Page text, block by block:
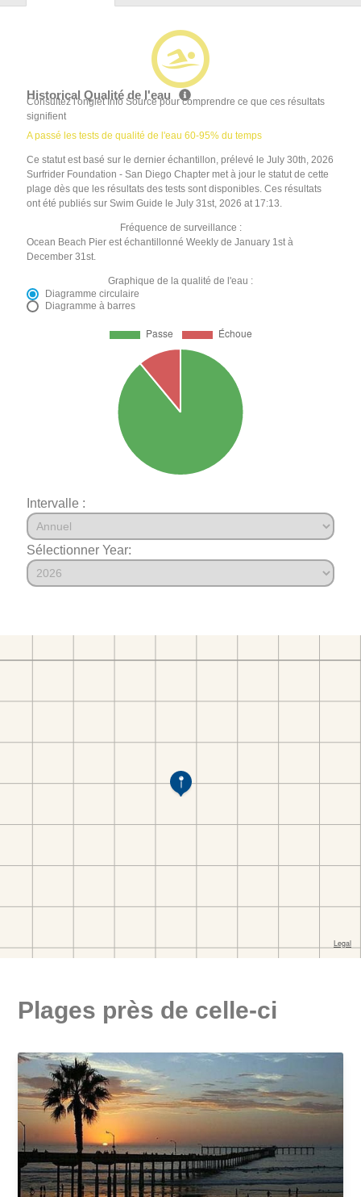
Historical Qualité de l'eau
Consultez l'onglet Info Source pour comprendre ce que ces résultats
signifient
A passé les tests de qualité de l'eau 60-95% du temps
Ce statut est basé sur le dernier échantillon, prélevé le July 30th, 2026
Surfrider Foundation - San Diego Chapter met à jour le statut de cette
plage dès que les résultats des tests sont disponibles. Ces résultats
ont été publiés sur Swim Guide le July 31st, 2026 at 17:13.
Fréquence de surveillance :
Ocean Beach Pier est échantillonné Weekly de January 1st à
December 31st.
Graphique de la qualité de l'eau :
Diagramme circulaire
Diagramme à barres
Intervalle :
Sélectionner Year:
Plages près de celle-ci